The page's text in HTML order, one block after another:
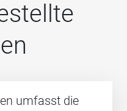
umfasst die